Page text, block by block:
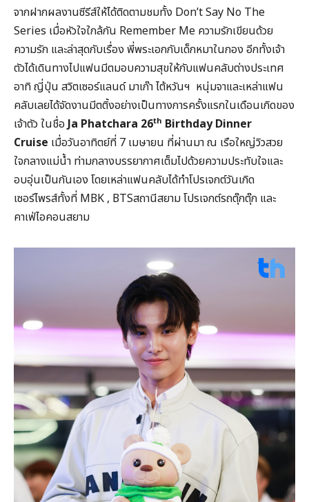
จากฝากผลงานซีรีส์ให้ได้ติดตามชมทั้ง Don’t Say No The
Series เมื่อหัวใจใกล้กัน Remember Me ความรักเขียนด้วย
ความรัก และล่าสุดกับเรื่อง พี่พระเอกกับเด็กหมาในกอง อีกทั้งเจ้า
ตัวได้เดินทางไปแฟนมีตมอบความสุขให้กับแฟนคลับต่างประเทศ
อาทิ ญี่ปุ่น สวิตเซอร์แลนด์ มาเก๊า ไต้หวันฯ หนุ่มจาและเหล่าแฟน
คลับเลยได้จัดงานมีตติ้งอย่างเป็นทางการครั้งแรกในเดือนเกิดของ
เจ้าตัว ในชื่อJa Phatchara 26th Birthday Dinner
Cruise เมื่อวันอาทิตย์ที่ 7 เมษายน ที่ผ่านมา ณ เรือใหญ่วิวสวย
ใจกลางแม่น้ำ ท่ามกลางบรรยากาศเต็มไปด้วยความประทับใจและ
อบอุ่นเป็นกันเอง โดยเหล่าแฟนคลับได้ทำโปรเจกต์วันเกิด
เซอร์ไพรส์ทั้งที่ MBK , BTSสถานีสยาม โปรเจกต์รถตุ๊กตุ๊ก และ
คาเฟ่ไอคอนสยาม